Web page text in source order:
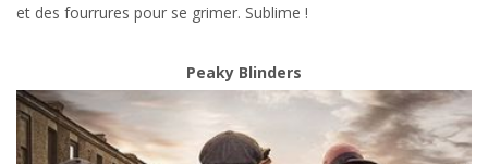
et des fourrures pour se grimer. Sublime !
Peaky Blinders